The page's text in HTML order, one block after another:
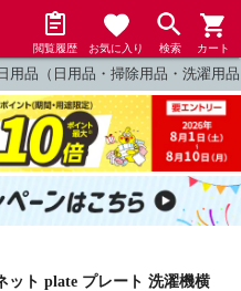
閲覧履歴 お気に入り 検索 カート
日用品（日用品・掃除用品・洗濯用
ット plate プレート 洗濯機横